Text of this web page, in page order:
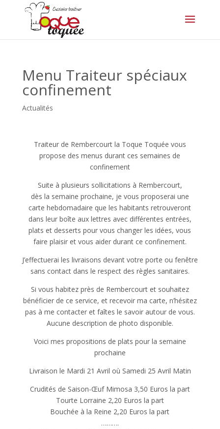
Menu Traiteur spéciaux
confinement
Actualités
Traiteur de Rembercourt la Toque Toquée vous
propose des menus durant ces semaines de
confinement
Suite à plusieurs sollicitations à Rembercourt,
dès la semaine prochaine, je vous proposerai une
carte hebdomadaire que les habitants retrouveront
dans leur boîte aux lettres avec différentes entrées,
plats et desserts pour vous changer les idées, vous
faire plaisir et vous aider durant ce confinement.
J’effectuerai les livraisons devant votre porte ou fenêtre
sans contact dans le respect des règles sanitaires.
Si vous habitez près de Rembercourt et souhaitez
bénéficier de ce service, et recevoir ma carte, n’hésitez
pas à me contacter et faîtes le savoir autour de vous.
Aucune description de photo disponible.
Voici mes propositions de plats pour la semaine
prochaine
Livraison le Mardi 21 Avril où Samedi 25 Avril Matin
Crudités de Saison-Œuf Mimosa 3,50 Euros la part
Tourte Lorraine 2,20 Euros la part
Bouchée à la Reine 2,20 Euros la part
……….